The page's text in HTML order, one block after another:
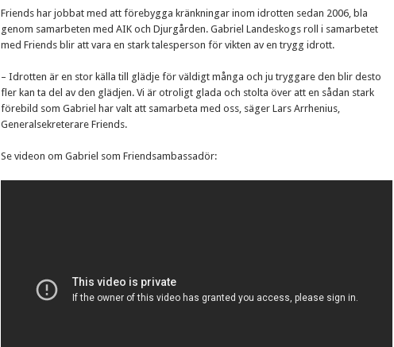
Friends har jobbat med att förebygga kränkningar inom idrotten sedan 2006, bla
genom samarbeten med AIK och Djurgården. Gabriel Landeskogs roll i samarbetet
med Friends blir att vara en stark talesperson för vikten av en trygg idrott.
– Idrotten är en stor källa till glädje för väldigt många och ju tryggare den blir desto
fler kan ta del av den glädjen. Vi är otroligt glada och stolta över att en sådan stark
förebild som Gabriel har valt att samarbeta med oss, säger Lars Arrhenius,
Generalsekreterare Friends.
Se videon om Gabriel som Friendsambassadör: